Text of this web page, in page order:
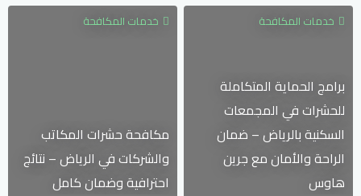
خدمات المكافحة
برامج الحماية المتكاملة
للحشرات في المجمعات
السكنية بالرياض – ضمان
الراحة والأمان مع جرين
هاوس
خدمات المكافحة
مكافحة حشرات المكاتب
والشركات في الرياض – نتائج
احترافية وضمان كامل